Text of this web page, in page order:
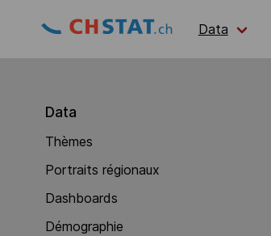
Data
Data
Thèmes
Portraits régionaux
Dashboards
Démographie